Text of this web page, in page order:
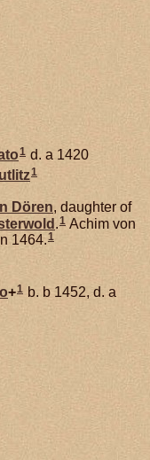
1 d. a 1420
1
Dören, daughter of
.1 Achim von
1464.1
+1 b. b 1452, d. a